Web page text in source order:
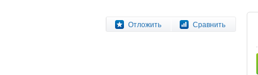
Отложить Сравнить